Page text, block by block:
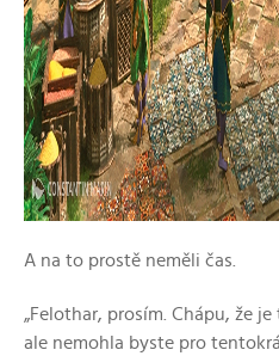
A na to prostě neměli čas.
„Felothar, prosím. Chápu, že
ale nemohla byste pro